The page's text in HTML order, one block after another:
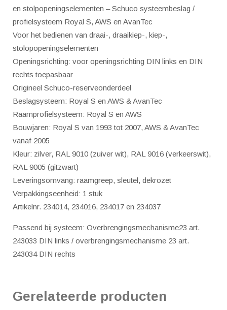
aantal
en stolpopeningselementen – Schuco systeembeslag /
profielsysteem Royal S, AWS en AvanTec
Voor het bedienen van draai-, draaikiep-, kiep-,
stolopopeningselementen
Openingsrichting: voor openingsrichting DIN links en DIN
rechts toepasbaar
Origineel Schuco-reserveonderdeel
Beslagsysteem: Royal S en AWS & AvanTec
Raamprofielsysteem: Royal S en AWS
Bouwjaren: Royal S van 1993 tot 2007, AWS & AvanTec
vanaf 2005
Kleur: zilver, RAL 9010 (zuiver wit), RAL 9016 (verkeerswit),
RAL 9005 (gitzwart)
Leveringsomvang: raamgreep, sleutel, dekrozet
Verpakkingseenheid: 1 stuk
Artikelnr. 234014, 234016, 234017 en 234037
Passend bij systeem: Overbrengingsmechanisme23 art.
243033 DIN links / overbrengingsmechanisme 23 art.
243034 DIN rechts
Gerelateerde producten